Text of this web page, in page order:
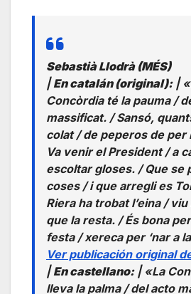
Sebastià Llodrà (MÉS)
|En catalán (original):|
Concòrdia té la pauma /
massificat. / Sansó,
colat / de peperos de per
Va venir el President / a
escoltar gloses. / Que se
coses / i que arregli es
Riera ha trobat l’eina /
que la resta. / És bona
festa / xereca per ‘nar a
Ver publicación original
|En castellano:| «La
lleva la palma / del acto